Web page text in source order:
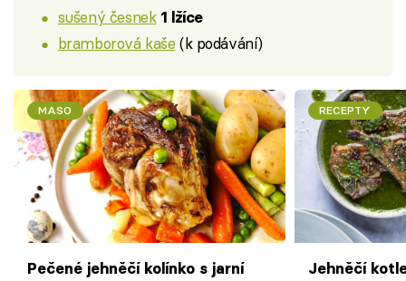
sušený česnek 1 lžíce
bramborová kaše (k podávání)
MASO
Pečené jehněčí kolínko s jarní
RECEPTY
Jehněčí